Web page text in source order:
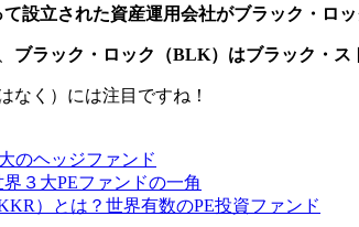
設立された資産運用会社がブラック・ロ
ブラック・ロック（BLK）はブラック・
なく）には注目ですね！
のヘッジファンド
３大PEファンドの一角
）とは？世界有数のPE投資ファンド